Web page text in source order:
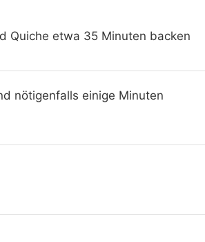
Quiche etwa 35 Minuten backen
nötigenfalls einige Minuten